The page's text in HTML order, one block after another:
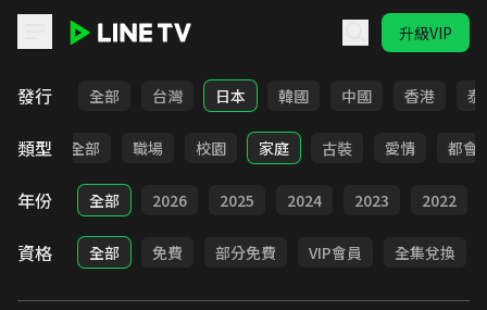
升級VIP
發行 全部 台灣 日本 韓國 中國 香港 泰
類型 全部 職場 校園 家庭 古裝 愛情 都會
年份 全部 2026 2025 2024 2023 2022
資格 全部 免費 部分免費 VIP會員 全集兌換